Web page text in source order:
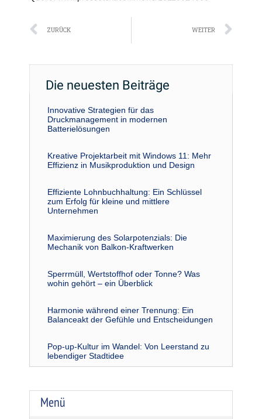
Zurück
ZURÜCK WEITER
Die neuesten Beiträge
Innovative Strategien für das
Druckmanagement in modernen
Batterielösungen
Kreative Projektarbeit mit Windows 11: Mehr
Effizienz in Musikproduktion und Design
Effiziente Lohnbuchhaltung: Ein Schlüssel
zum Erfolg für kleine und mittlere
Unternehmen
Maximierung des Solarpotenzials: Die
Mechanik von Balkon-Kraftwerken
Sperrmüll, Wertstoffhof oder Tonne? Was
wohin gehört – ein Überblick
Harmonie während einer Trennung: Ein
Balanceakt der Gefühle und Entscheidungen
Pop-up-Kultur im Wandel: Von Leerstand zu
lebendiger Stadtidee
Menü